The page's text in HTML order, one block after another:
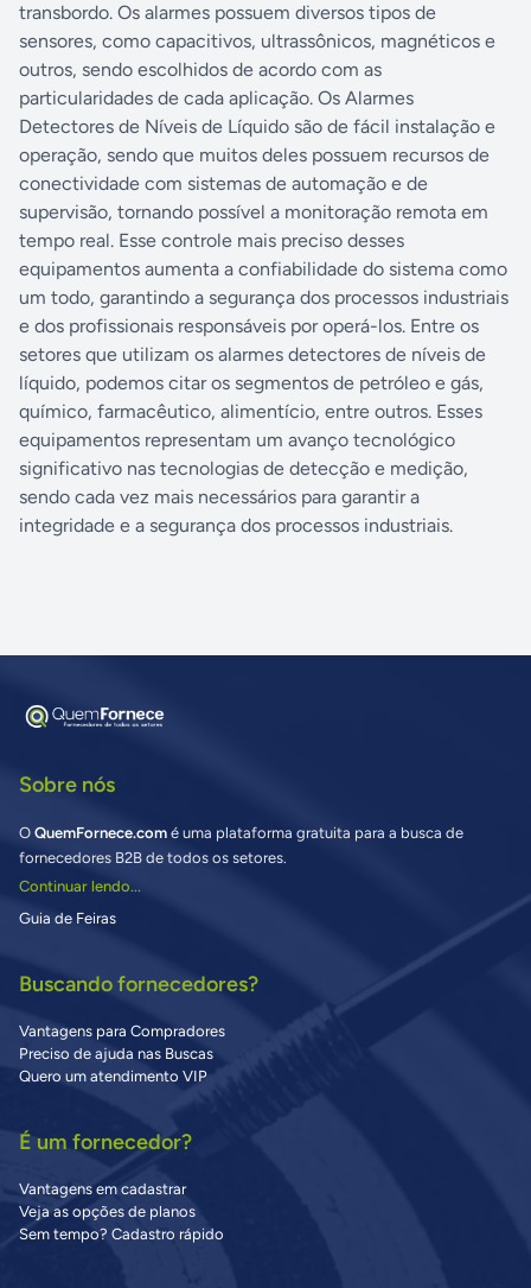
transbordo. Os alarmes possuem diversos tipos de
sensores, como capacitivos, ultrassônicos, magnéticos e
outros, sendo escolhidos de acordo com as
particularidades de cada aplicação. Os Alarmes
Detectores de Níveis de Líquido são de fácil instalação e
operação, sendo que muitos deles possuem recursos de
conectividade com sistemas de automação e de
supervisão, tornando possível a monitoração remota em
tempo real. Esse controle mais preciso desses
equipamentos aumenta a confiabilidade do sistema como
um todo, garantindo a segurança dos processos industriais
e dos profissionais responsáveis por operá-los. Entre os
setores que utilizam os alarmes detectores de níveis de
líquido, podemos citar os segmentos de petróleo e gás,
químico, farmacêutico, alimentício, entre outros. Esses
equipamentos representam um avanço tecnológico
significativo nas tecnologias de detecção e medição,
sendo cada vez mais necessários para garantir a
integridade e a segurança dos processos industriais.
Sobre nós
O QuemFornece.com é uma plataforma gratuita para a busca de
fornecedores B2B de todos os setores.
Continuar lendo...
Guia de Feiras
Buscando fornecedores?
Vantagens para Compradores
Preciso de ajuda nas Buscas
Quero um atendimento VIP
É um fornecedor?
Vantagens em cadastrar
Veja as opções de planos
Sem tempo? Cadastro rápido